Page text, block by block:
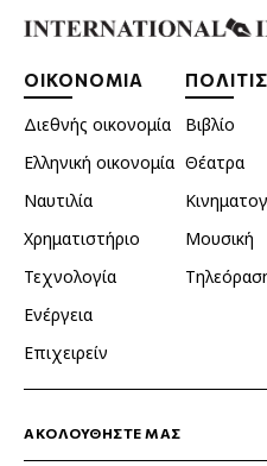
ΟΙΚΟΝΟΜΙΑ
Διεθνής οικονομία
Ελληνική οικονομία
Ναυτιλία
Χρηματιστήριο
Τεχνολογία
Ενέργεια
Επιχειρείν
Βιβλίο
Θέατρα
Μουσική
ΑΚΟΛΟΥΘΗΣΤΕ ΜΑΣ